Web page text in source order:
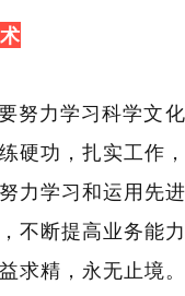
努力学习科学文
硬功，扎实工作
力学习和运用先
不断提高业务能
求精，永无止境